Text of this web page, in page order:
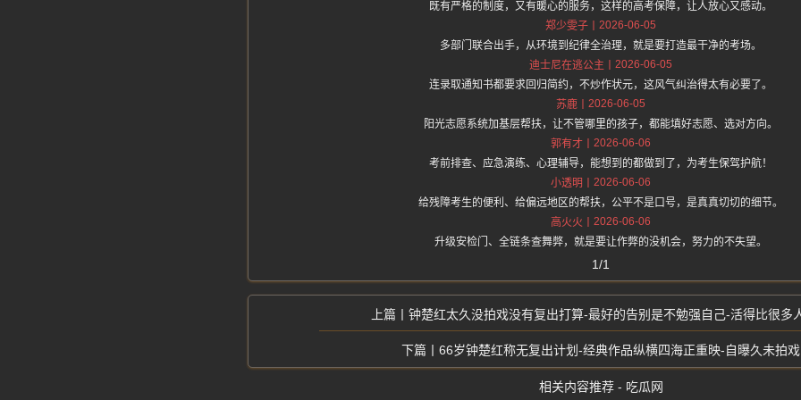
既有严格的制度，又有暖心的服务，这样的高考保障，让人放心又感动。
郑少雯子
2026-06-05
多部门联合出手，从环境到纪律全治理，就是要打造最干净的考场。
迪士尼在逃公主
2026-06-05
连录取通知书都要求回归简约，不炒作状元，这风气纠治得太有必要了。
苏鹿
2026-06-05
阳光志愿系统加基层帮扶，让不管哪里的孩子，都能填好志愿、选对方向。
郭有才
2026-06-06
考前排查、应急演练、心理辅导，能想到的都做到了，为考生保驾护航！
小透明
2026-06-06
给残障考生的便利、给偏远地区的帮扶，公平不是口号，是真真切切的细节。
高火火
2026-06-06
升级安检门、全链条查舞弊，就是要让作弊的没机会，努力的不失望。
1/1
钟楚红太久没拍戏没有复出打算-最好的告别是不勉强自己-活得比很多
66岁钟楚红称无复出计划-经典作品纵横四海正重映-自曝久未拍戏
相关内容推荐 - 吃瓜网